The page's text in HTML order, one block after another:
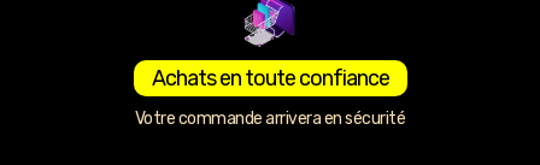
Achats en toute confiance
Votre commande arrivera en sécurité